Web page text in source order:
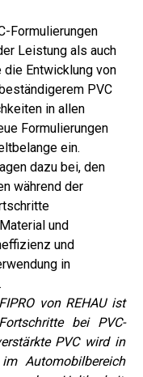
Formulierungen
Leistung als auch
Entwicklung von
PVC
in allen
Formulierungen
ein.
dazu bei, den
während der
und
und
in
von REHAU ist
bei PVC-
PVC wird in
Automobilbereich